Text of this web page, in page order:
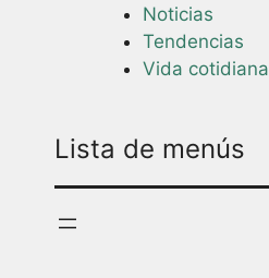
Noticias
Tendencias
Vida cotidiana
Lista de menús